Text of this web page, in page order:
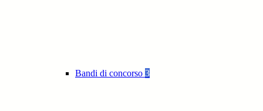
Bandi di concorso 3